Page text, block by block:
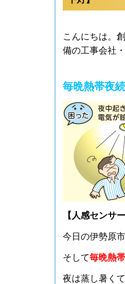
こんにちは。
備の工事会社
毎晩熱帯夜
【人感センサ
今日の伊勢原
そして毎晩熱
夜は蒸し暑く